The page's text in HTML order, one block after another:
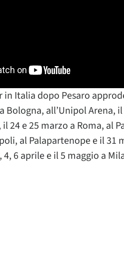
in Italia dopo Pesaro
Bologna, all’Unipol Arena,
24 e 25 marzo a Roma, al
al Palapartenope e il 31
4, 6 aprile e il 5 maggio a